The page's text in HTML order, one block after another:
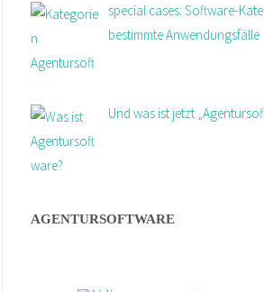
Quick Win 6:
16. Oktober
special cases: Software-
bestimmte Anwendungsfälle
Und was ist jetzt
AGENTURSOFTWARE